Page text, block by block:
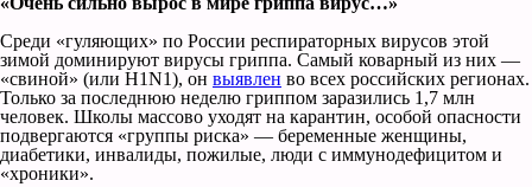
Среди «гуляющих» по России респираторных вирусов этой
зимой доминируют вирусы гриппа. Самый коварный из них —
«свиной» (или H1N1), он выявлен во всех российских регионах.
Только за последнюю неделю гриппом заразились 1,7 млн
человек. Школы массово уходят на карантин, особой опасности
подвергаются «группы риска» — беременные женщины,
диабетики, инвалиды, пожилые, люди с иммунодефицитом и
«хроники».